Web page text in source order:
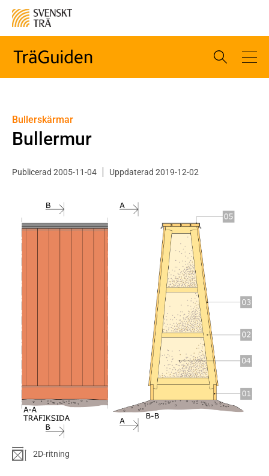
Bullerskärmar
Bullermur
Publicerad 2005-11-04 Uppdaterad 2019-12-02
2D-ritning